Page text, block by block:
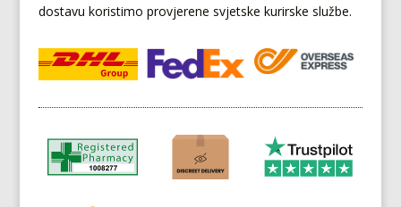
dostavu koristimo provjerene svjetske kurirske službe.